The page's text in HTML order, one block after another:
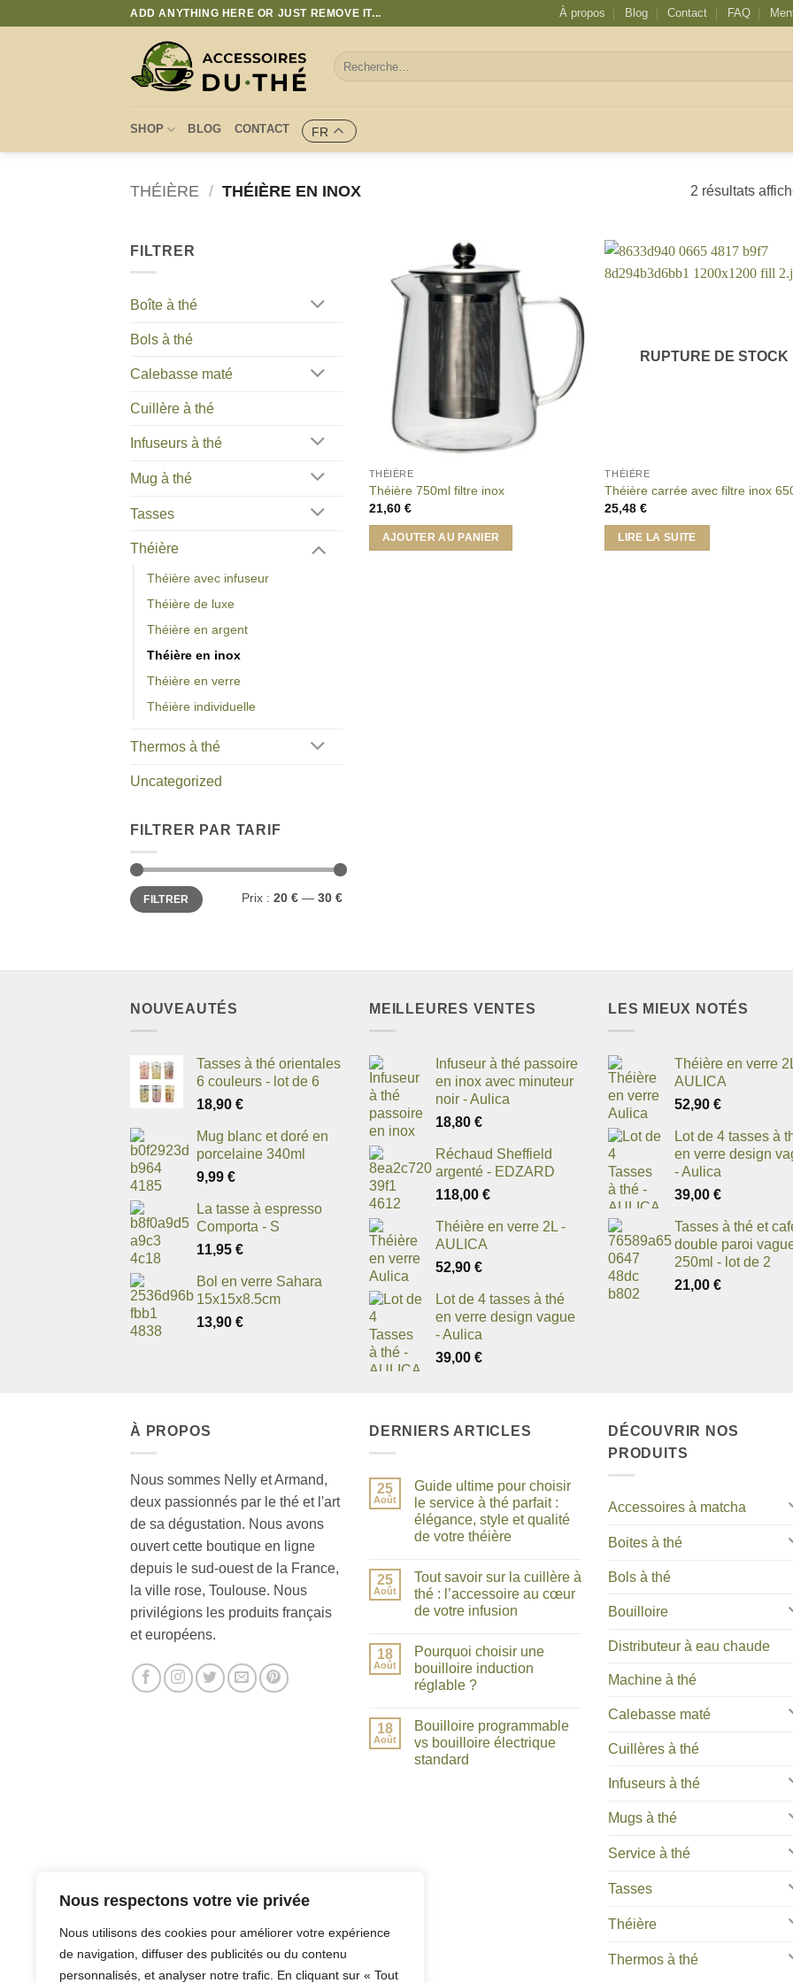
Nous respectons votre vie privée
Nous utilisons des cookies pour améliorer votre expérience
de navigation, diffuser des publicités ou du contenu
personnalisés, et analyser notre trafic. En cliquant sur « Tout
ADD ANYTHING HERE OR JUST REMOVE IT... À propos Blog Contact FAQ
Recherche
pour :
SHOP BLOG CONTACT FR
THÉIÈRE / THÉIÈRE EN INOX 2 résultats
FILTRER
Boîte à thé
Bols à thé
Calebasse maté
Cuillère à thé
Infuseurs à thé
Mug à thé
Tasses
Théière
Théière avec infuseur
Théière de luxe
Théière en argent
Théière en inox
Théière en verre
Théière individuelle
Thermos à thé
Uncategorized
FILTRER PAR TARIF
Prix
min
Prix
maxFILTRER Prix : 20 € — 30 €
THÉIÈRE
Théière 750ml filtre inox
21,60 €
AJOUTER AU PANIER
RUPTURE DE STOCK
THÉIÈRE
Théière carrée avec filtre inox
25,48€
LIRE LA SUITE
NOUVEAUTÉS
Tasses à thé orientales
6 couleurs - lot de 6
18,90 €
Mug blanc et doré en
porcelaine 340ml
9,99 €
La tasse à espresso
Comporta - S
11,95 €
Bol en verre Sahara
15x15x8.5cm
13,90 €
MEILLEURES VENTES
Infuseur à thé passoire
en inox avec minuteur
noir - Aulica
18,80 €
Réchaud Sheffield
argenté - EDZARD
118,00 €
Théière en verre 2L -
AULICA
52,90 €
Lot de 4 tasses à thé
en verre design vague
- Aulica
39,00 €
LES MIEUX NOTÉS
Théière en verre
AULICA
52,90 €
Lot de 4 tasses à
en verre design
- Aulica
39,00 €
Tasses à thé et
double paroi
250ml - lot de 2
21,00 €
À PROPOS
Nous sommes Nelly et Armand,
deux passionnés par le thé et l'art
de sa dégustation. Nous avons
ouvert cette boutique en ligne
depuis le sud-ouest de la France,
la ville rose, Toulouse. Nous
privilégions les produits français
et européens.
DERNIERS ARTICLES
25
Août
Guide ultime pour choisir
le service à thé parfait :
élégance, style et qualité
de votre théière
sur
Guide
ultime
pour
service
à
thé
parfait
et
qualité
de
votre
25
Août
Tout savoir sur la cuillère à
thé : l’accessoire au cœur
de votre infusion
sur
Tout
savoir
sur
à
thé
:
l’accessoire
au
18
Août
Pourquoi choisir une
bouilloire induction
réglable ?
sur
Pourquoi
choisir
une
18
Août
Bouilloire programmable
vs bouilloire électrique
standard
DÉCOUVRIR NOS
PRODUITS
Accessoires à matcha
Boites à thé
Bols à thé
Bouilloire
Distributeur à eau chaude
Machine à thé
Calebasse maté
Cuillères à thé
Infuseurs à thé
Mugs à thé
Service à thé
Tasses
Théière
Thermos à thé